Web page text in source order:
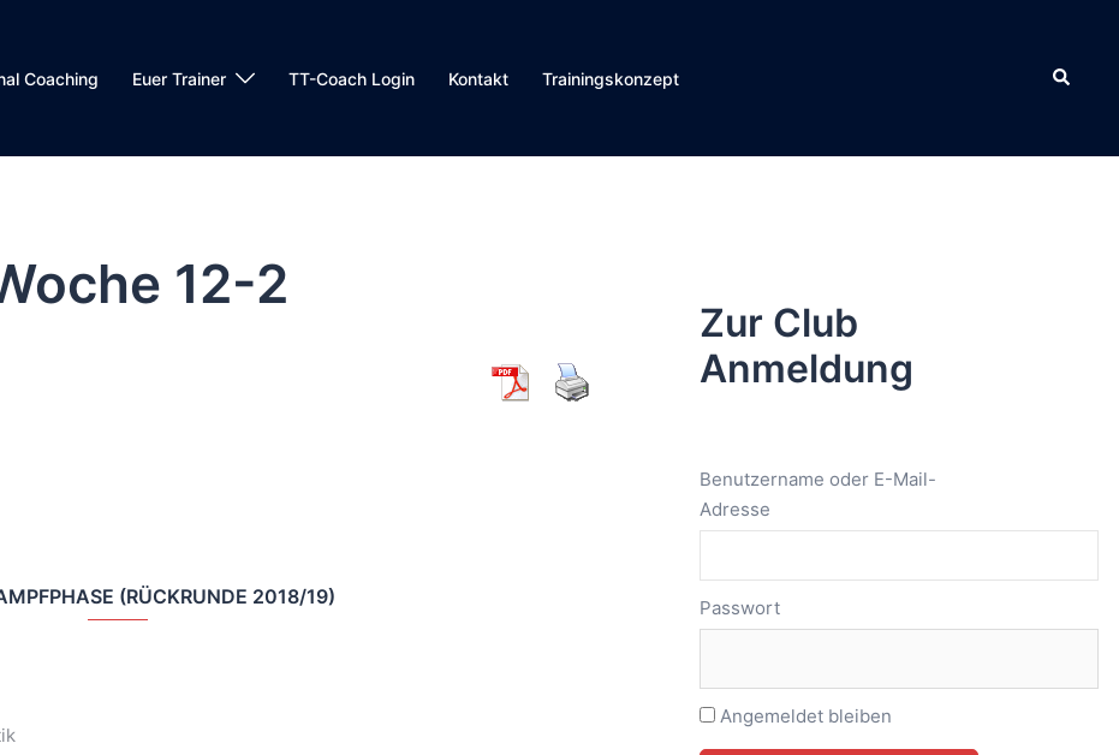
Coaching Euer Trainer TT-Coach Login Kontakt Trainingskonzept Suche
12-2
(RÜCKRUNDE 2018/19)
Zur Club
Anmeldung
Benutzername oder E-Mail-
Adresse
Passwort
Angemeldet bleiben